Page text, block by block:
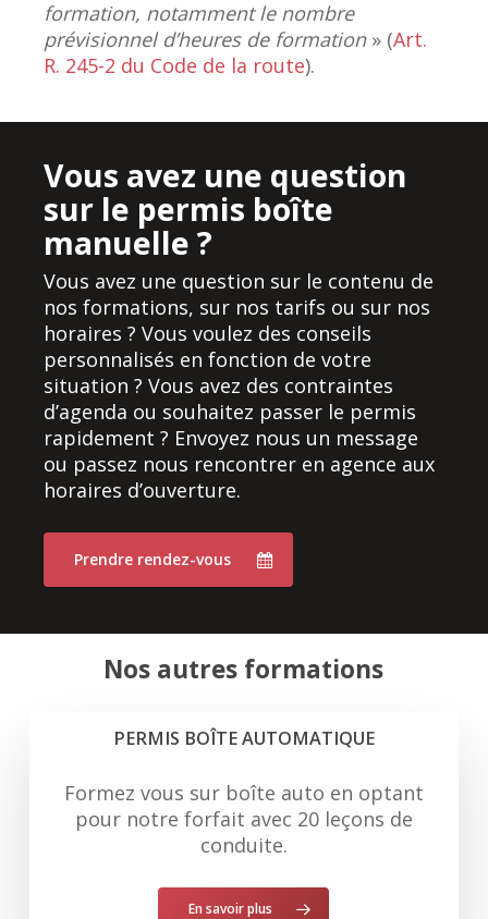
formation, notamment le nombre
prévisionnel d’heures de formation» (Art.
R. 245-2 du Code de la route).
Vous avez une question
sur le permis boîte
manuelle ?
Vous avez une question sur le contenu de
nos formations, sur nos tarifs ou sur nos
horaires ? Vous voulez des conseils
personnalisés en fonction de votre
situation ? Vous avez des contraintes
d’agenda ou souhaitez passer le permis
rapidement ? Envoyez nous un message
ou passez nous rencontrer en agence aux
horaires d’ouverture.
Prendre rendez-vous
Nos autres formations
PERMIS BOÎTE AUTOMATIQUE
Formez vous sur boîte auto en optant
pour notre forfait avec 20 leçons de
conduite.
En savoir plus